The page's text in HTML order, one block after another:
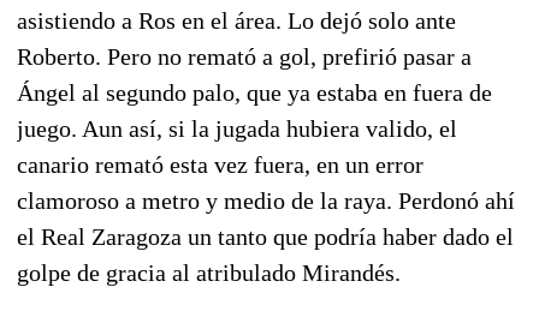
asistiendo a Ros en el área. Lo dejó solo ante
Roberto. Pero no remató a gol, prefirió pasar a
Ángel al segundo palo, que ya estaba en fuera de
juego. Aun así, si la jugada hubiera valido, el
canario remató esta vez fuera, en un error
clamoroso a metro y medio de la raya. Perdonó ahí
el Real Zaragoza un tanto que podría haber dado el
golpe de gracia al atribulado Mirandés.